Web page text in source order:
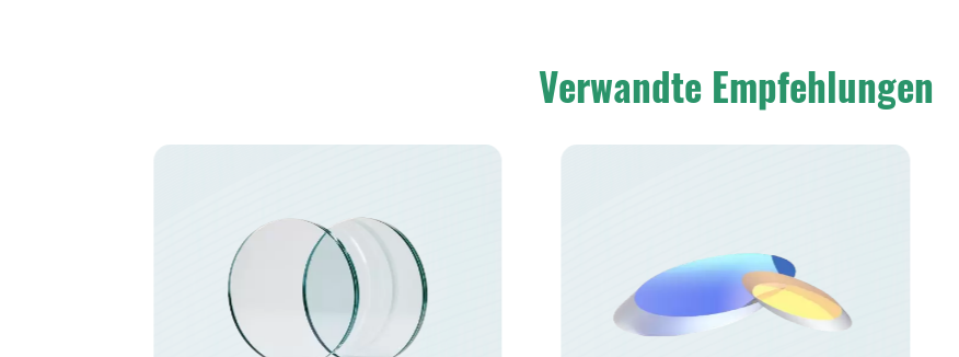
Verwandte Empfehlungen